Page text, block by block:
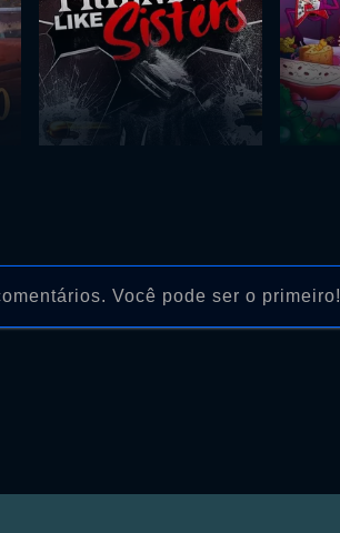
Você pode ser o primeiro!